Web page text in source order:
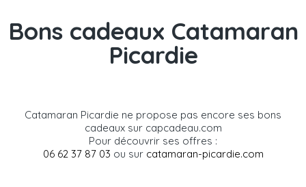
Bons cadeaux Catamaran
Picardie
Catamaran Picardie ne propose pas encore ses bons
cadeaux sur capcadeau.com
Pour découvrir ses offres :
06 62 37 87 03 ou sur catamaran-picardie.com